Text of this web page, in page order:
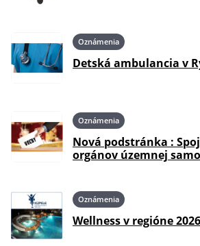
Oznámenia
Detská ambulancia v
Oznámenia
Nová podstránka :
orgánov územnej
Oznámenia
Wellness v regióne 2026